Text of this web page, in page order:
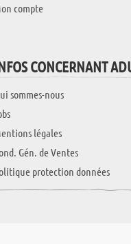
compte
CONCERNANT
sommes-nous
légales
Gén. de Ventes
protection données